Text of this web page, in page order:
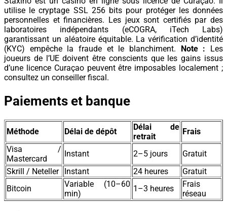
utilise le cryptage SSL 256 bits pour protéger les données
personnelles et financières. Les jeux sont certifiés par des
laboratoires indépendants (eCOGRA, iTech Labs)
garantissant un aléatoire équitable. La vérification d’identité
(KYC) empêche la fraude et le blanchiment.
Note : Les
joueurs de l’UE doivent être conscients que les gains issus
d’une licence Curaçao peuvent être imposables localement ;
consultez un conseiller fiscal.
Paiements et banque
Méthode Délai de dépôt
Délai de
retrait
Frais
Visa /
Mastercard
Instant 2–5 jours
Gratuit
Skrill / Neteller
Instant 24 heures
Gratuit
Bitcoin
Variable (10–60
min)
1–3 heures
Frais
réseau